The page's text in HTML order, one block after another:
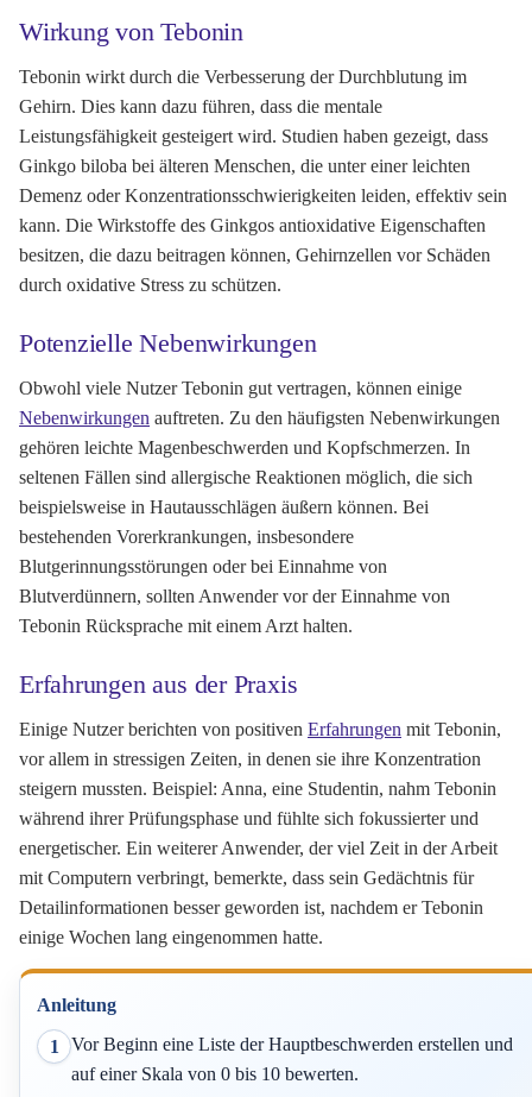
Wirkung von Tebonin
Tebonin wirkt durch die Verbesserung der Durchblutung im
Gehirn. Dies kann dazu führen, dass die mentale
Leistungsfähigkeit gesteigert wird. Studien haben gezeigt, dass
Ginkgo biloba bei älteren Menschen, die unter einer leichten
Demenz oder Konzentrationsschwierigkeiten leiden, effektiv sein
kann. Die Wirkstoffe des Ginkgos antioxidative Eigenschaften
besitzen, die dazu beitragen können, Gehirnzellen vor Schäden
durch oxidative Stress zu schützen.
Potenzielle Nebenwirkungen
Obwohl viele Nutzer Tebonin gut vertragen, können einige
Nebenwirkungen auftreten. Zu den häufigsten Nebenwirkungen
gehören leichte Magenbeschwerden und Kopfschmerzen. In
seltenen Fällen sind allergische Reaktionen möglich, die sich
beispielsweise in Hautausschlägen äußern können. Bei
bestehenden Vorerkrankungen, insbesondere
Blutgerinnungsstörungen oder bei Einnahme von
Blutverdünnern, sollten Anwender vor der Einnahme von
Tebonin Rücksprache mit einem Arzt halten.
Erfahrungen aus der Praxis
Einige Nutzer berichten von positiven Erfahrungen mit Tebonin,
vor allem in stressigen Zeiten, in denen sie ihre Konzentration
steigern mussten. Beispiel: Anna, eine Studentin, nahm Tebonin
während ihrer Prüfungsphase und fühlte sich fokussierter und
energetischer. Ein weiterer Anwender, der viel Zeit in der Arbeit
mit Computern verbringt, bemerkte, dass sein Gedächtnis für
Detailinformationen besser geworden ist, nachdem er Tebonin
einige Wochen lang eingenommen hatte.
Anleitung
1
Vor Beginn eine Liste der Hauptbeschwerden erstellen und
auf einer Skala von 0 bis 10 bewerten.